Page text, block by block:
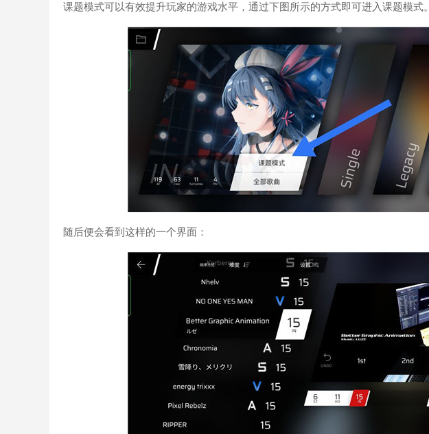
课题模式可以有效提升玩家的游戏水平，通过下图所示的方式即可进入课题模式。
随后便会看到这样的一个界面：